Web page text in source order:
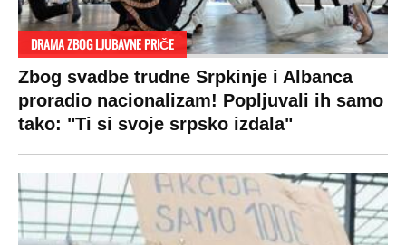
DRAMA ZBOG LJUBAVNE PRIČE
Zbog svadbe trudne Srpkinje i Albanca
proradio nacionalizam! Popljuvali ih samo
tako: "Ti si svoje srpsko izdala"